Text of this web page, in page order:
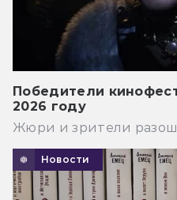
Победители
2026 году
Жюри и зрители
Новости